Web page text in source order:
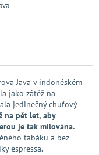
Java v indonéském
jako zátěž na
jedinečný chuťový
na pět let, aby
je tak milována.
tabáku a bez
espressa.